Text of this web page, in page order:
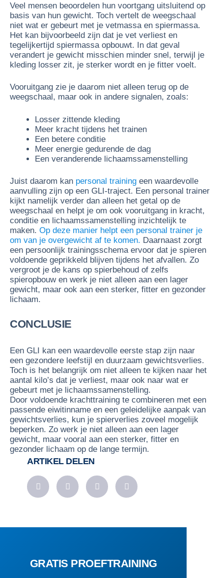
Veel mensen beoordelen hun voortgang uitsluitend op
basis van hun gewicht. Toch vertelt de weegschaal
niet wat er gebeurt met je vetmassa en spiermassa.
Het kan bijvoorbeeld zijn dat je vet verliest en
tegelijkertijd spiermassa opbouwt. In dat geval
verandert je gewicht misschien minder snel, terwijl je
kleding losser zit, je sterker wordt en je fitter voelt.
Vooruitgang zie je daarom niet alleen terug op de
weegschaal, maar ook in andere signalen, zoals:
Losser zittende kleding
Meer kracht tijdens het trainen
Een betere conditie
Meer energie gedurende de dag
Een veranderende lichaamssamenstelling
Juist daarom kan personal training een waardevolle
aanvulling zijn op een GLI-traject. Een personal trainer
kijkt namelijk verder dan alleen het getal op de
weegschaal en helpt je om ook vooruitgang in kracht,
conditie en lichaamssamenstelling inzichtelijk te
maken. Op deze manier helpt een personal trainer je
om van je overgewicht af te komen. Daarnaast zorgt
een persoonlijk trainingsschema ervoor dat je spieren
voldoende geprikkeld blijven tijdens het afvallen. Zo
vergroot je de kans op spierbehoud of zelfs
spieropbouw en werk je niet alleen aan een lager
gewicht, maar ook aan een sterker, fitter en gezonder
lichaam.
CONCLUSIE
Een GLI kan een waardevolle eerste stap zijn naar
een gezondere leefstijl en duurzaam gewichtsverlies.
Toch is het belangrijk om niet alleen te kijken naar het
aantal kilo’s dat je verliest, maar ook naar wat er
gebeurt met je lichaamssamenstelling.
Door voldoende krachttraining te combineren met een
passende eiwitinname en een geleidelijke aanpak van
gewichtsverlies, kun je spierverlies zoveel mogelijk
beperken. Zo werk je niet alleen aan een lager
gewicht, maar vooral aan een sterker, fitter en
gezonder lichaam op de lange termijn.
ARTIKEL DELEN
GRATIS PROEFTRAINING